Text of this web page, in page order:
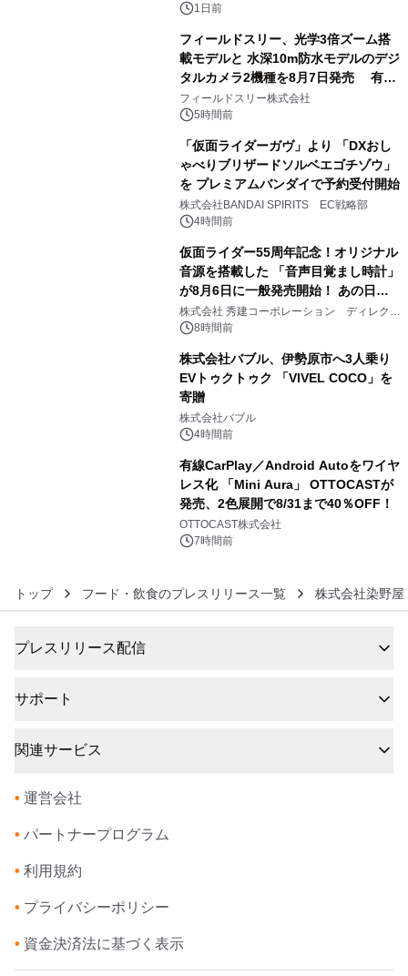
1日前
フィールドスリー、光学3倍ズーム搭
載モデルと 水深10m防水モデルのデジ
タルカメラ2機種を8月7日発売 有効
約1300万画素、用途別に選べるコンデ
ジ新登場
フィールドスリー株式会社
5時間前
「仮面ライダーガヴ」より 「DXおし
ゃべりブリザードソルベエゴチゾウ」
を プレミアムバンダイで予約受付開始
株式会社BANDAI SPIRITS EC戦略部
4時間前
仮面ライダー55周年記念！オリジナル
音源を搭載した 「音声目覚まし時計」
が8月6日に一般発売開始！ あの日の
大興奮が今甦る
株式会社 秀建コーポレーション ディレクト
アートギャラリー
8時間前
株式会社バブル、伊勢原市へ3人乗り
EVトゥクトゥク 「VIVEL COCO」を
寄贈
株式会社バブル
4時間前
有線CarPlay／Android Autoをワイヤ
レス化 「Mini Aura」 OTTOCASTが
発売、2色展開で8/31まで40％OFF！
OTTOCAST株式会社
7時間前
トップ フード・飲食のプレスリリース一覧 株式会社染野屋
プレスリリース配信
サポート
関連サービス
• 運営会社
• パートナープログラム
• 利用規約
• プライバシーポリシー
• 資金決済法に基づく表示